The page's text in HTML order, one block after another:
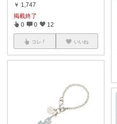
￥ 1,747
掲載終了
0 0 12
コレ いいね